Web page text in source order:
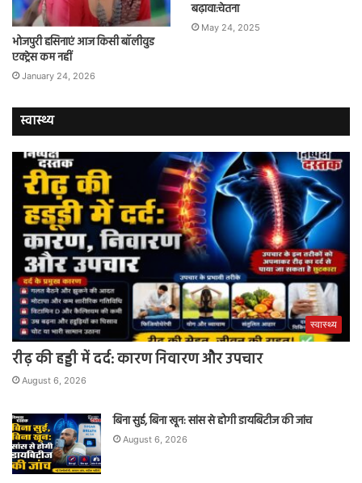
भोजपुरी हसिनाएं आज किसी बॉलीवुड
एक्ट्रेस कम नहीं
January 24, 2026
बढ़ावा:चेतना
May 24, 2025
स्वास्थ्य
स्वास्थ्य
रीढ़ की हड्डी में दर्द: कारण निवारण और उपचार
August 6, 2026
बिना सुई, बिना खून: सांस से होगी डायबिटीज की जांच
August 6, 2026